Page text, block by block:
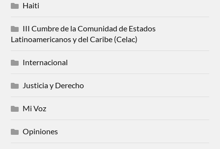
Haiti
III Cumbre de la Comunidad de Estados
Latinoamericanos y del Caribe (Celac)
Internacional
Justicia y Derecho
Mi Voz
Opiniones